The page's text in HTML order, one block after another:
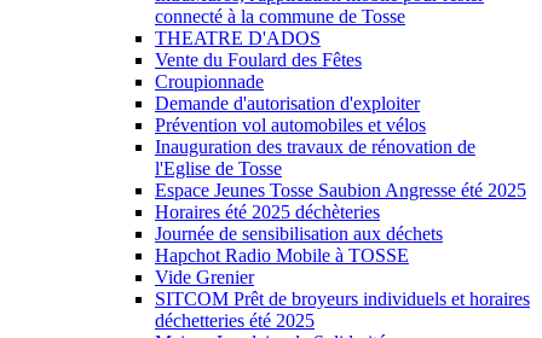
connecté à la commune de Tosse
THEATRE D'ADOS
Vente du Foulard des Fêtes
Croupionnade
Demande d'autorisation d'exploiter
Prévention vol automobiles et vélos
Inauguration des travaux de rénovation de
l'Eglise de Tosse
Espace Jeunes Tosse Saubion Angresse été 2025
Horaires été 2025 déchèteries
Journée de sensibilisation aux déchets
Hapchot Radio Mobile à TOSSE
Vide Grenier
SITCOM Prêt de broyeurs individuels et horaires
déchetteries été 2025